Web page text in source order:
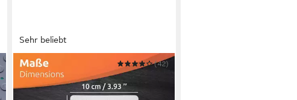
Sehr beliebt
ECENCE
Antirutsch-Aufkleber 24x
Transparent Anti-Rutsch Pads
(42)